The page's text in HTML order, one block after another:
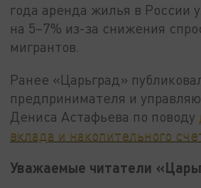
года аренда жилья в России
на 5–7% из-за снижения
мигрантов.
Ранее «Царьград»
предпринимателя и
Дениса Астафьева по поводу
вклада и накопительного
Уважаемые читатели